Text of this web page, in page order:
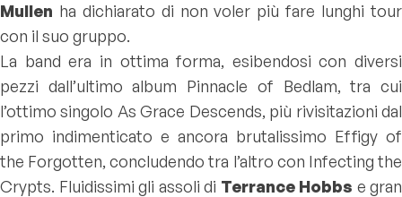
Mullen ha dichiarato di non voler più fare lunghi tour
con il suo gruppo.
La band era in ottima forma, esibendosi con diversi
pezzi dall’ultimo album Pinnacle of Bedlam, tra cui
l’ottimo singolo As Grace Descends, più rivisitazioni dal
primo indimenticato e ancora brutalissimo Effigy of
the Forgotten, concludendo tra l’altro con Infecting the
Crypts. Fluidissimi gli assoli di Terrance Hobbs e gran